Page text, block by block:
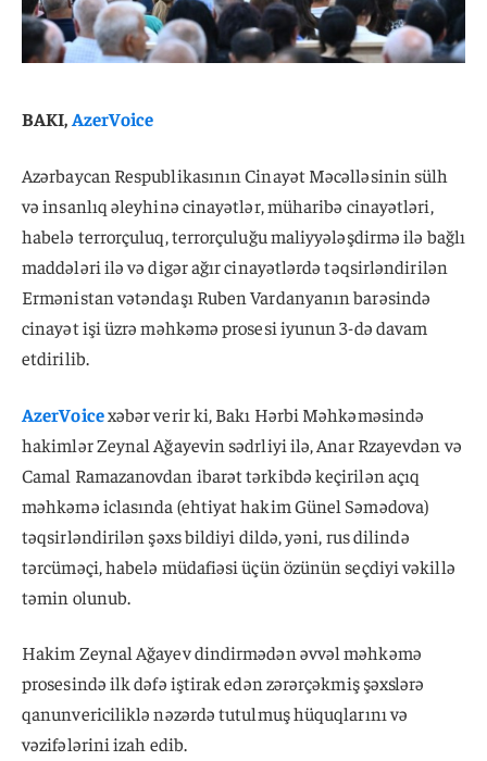
BAKI,AzerVoice
Azərbaycan Respublikasının Cinayət Məcəlləsinin sülh
və insanlıq əleyhinə cinayətlər, müharibə cinayətləri,
habelə terrorçuluq, terrorçuluğu maliyyələşdirmə ilə bağlı
maddələri ilə və digər ağır cinayətlərdə təqsirləndirilən
Ermənistan vətəndaşı Ruben Vardanyanın barəsində
cinayət işi üzrə məhkəmə prosesi iyunun 3-də davam
etdirilib.
AzerVoicexəbər verir ki, Bakı Hərbi Məhkəməsində
hakimlər Zeynal Ağayevin sədrliyi ilə, Anar Rzayevdən və
Camal Ramazanovdan ibarət tərkibdə keçirilən açıq
məhkəmə iclasında (ehtiyat hakim Günel Səmədova)
təqsirləndirilən şəxs bildiyi dildə, yəni, rus dilində
tərcüməçi, habelə müdafiəsi üçün özünün seçdiyi vəkillə
təmin olunub.
Hakim Zeynal Ağayev dindirmədən əvvəl məhkəmə
prosesində ilk dəfə iştirak edən zərərçəkmiş şəxslərə
qanunvericiliklə nəzərdə tutulmuş hüquqlarını və
vəzifələrini izah edib.